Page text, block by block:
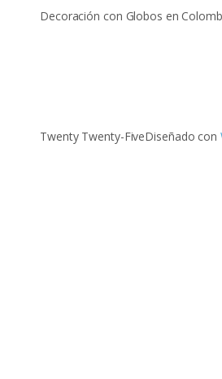
Decoración con Globos en
Twenty Twenty-FiveDiseñado con